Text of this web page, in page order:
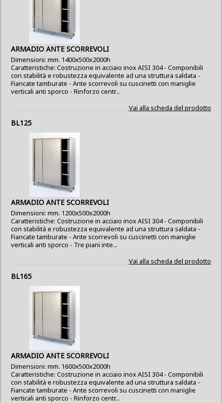
ARMADIO ANTE SCORREVOLI
Dimensioni: mm. 1400x500x2000h
Caratteristiche: Costruzione in acciaio inox AISI 304 - Componibili
con stabilità e robustezza equivalente ad una struttura saldata -
Fiancate tamburate - Ante scorrevoli su cuscinetti con maniglie
verticali anti sporco - Rinforzo centr...
Vai alla scheda del prodotto
BL125
ARMADIO ANTE SCORREVOLI
Dimensioni: mm. 1200x500x2000h
Caratteristiche: Costruzione in acciaio inox AISI 304 - Componibili
con stabilità e robustezza equivalente ad una struttura saldata -
Fiancate tamburate - Ante scorrevoli su cuscinetti con maniglie
verticali anti sporco - Tre piani inte...
Vai alla scheda del prodotto
BL165
ARMADIO ANTE SCORREVOLI
Dimensioni: mm. 1600x500x2000h
Caratteristiche: Costruzione in acciaio inox AISI 304 - Componibili
con stabilità e robustezza equivalente ad una struttura saldata -
Fiancate tamburate - Ante scorrevoli su cuscinetti con maniglie
verticali anti sporco - Rinforzo centr...